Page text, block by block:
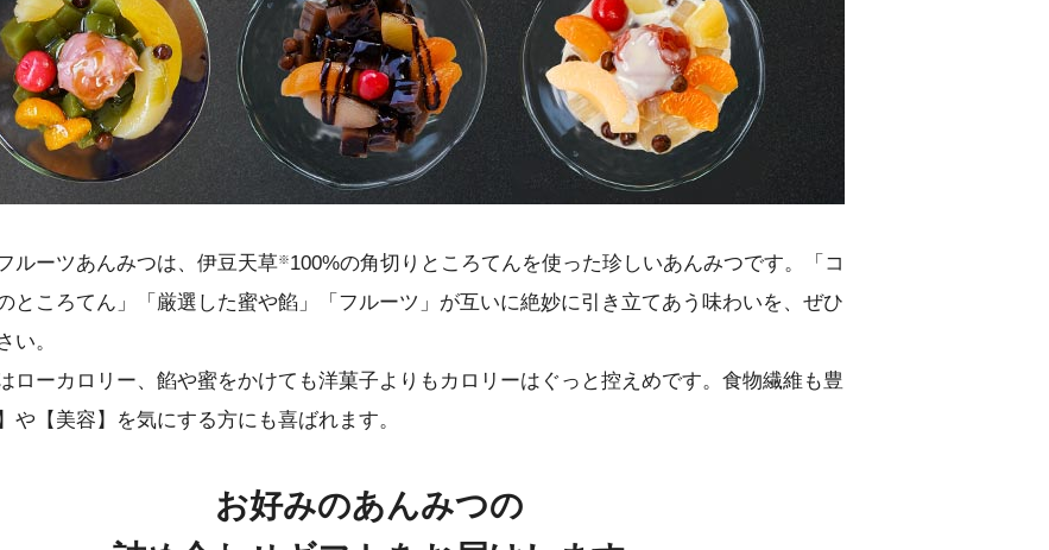
ルーツあんみつは、伊豆天草※100%の角切りところてんを使った珍しいあんみつです。「コ
ところてん」「厳選した蜜や餡」「フルーツ」が互いに絶妙に引き立てあう味わいを、ぜひ
い。
ローカロリー、餡や蜜をかけても洋菓子よりもカロリーはぐっと控えめです。食物繊維も豊
や【美容】を気にする方にも喜ばれます。
お好みのあんみつの